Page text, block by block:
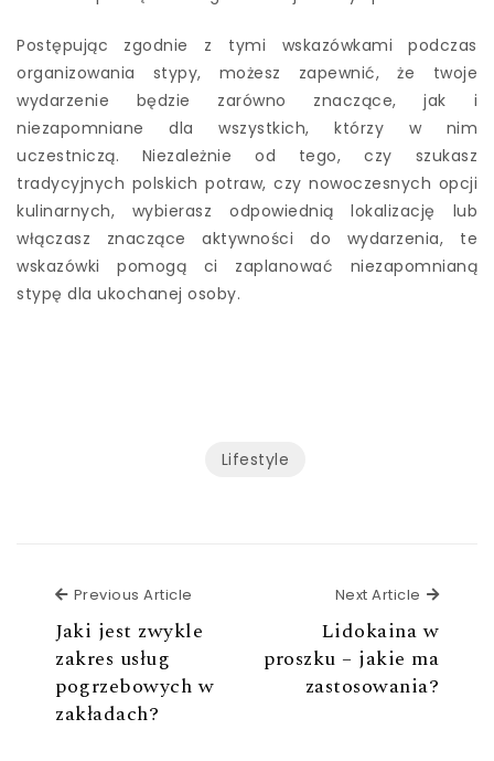
Postępując zgodnie z tymi wskazówkami podczas
organizowania stypy, możesz zapewnić, że twoje
wydarzenie będzie zarówno znaczące, jak i
niezapomniane dla wszystkich, którzy w nim
uczestniczą. Niezależnie od tego, czy szukasz
tradycyjnych polskich potraw, czy nowoczesnych opcji
kulinarnych, wybierasz odpowiednią lokalizację lub
włączasz znaczące aktywności do wydarzenia, te
wskazówki pomogą ci zaplanować niezapomnianą
stypę dla ukochanej osoby.
Lifestyle
Previous Article
Jaki jest zwykle
zakres usług
pogrzebowych w
zakładach?
Next Article Next
Lidokaina w
proszku – jakie ma
zastosowania?